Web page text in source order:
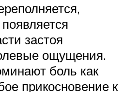
застоя
ощущения.
боль как
прикосновение к